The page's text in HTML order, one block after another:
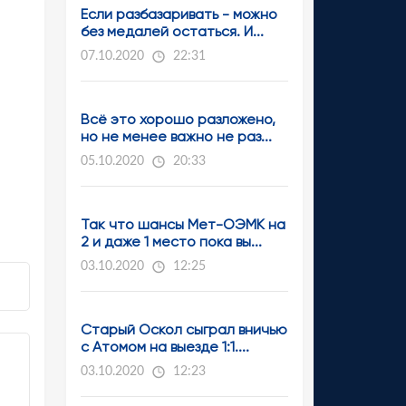
Если разбазаривать - можно
без медалей остаться. И...
07.10.2020 22:31
Всё это хорошо разложено,
но не менее важно не раз...
05.10.2020 20:33
Так что шансы Мет-ОЭМК на
2 и даже 1 место пока вы...
03.10.2020 12:25
Старый Оскол сыграл вничью
с Атомом на выезде 1:1....
03.10.2020 12:23